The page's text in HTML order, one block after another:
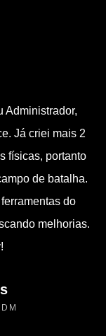
Administrador,
Já criei mais 2
físicas, portanto
de batalha.
do
melhorias.